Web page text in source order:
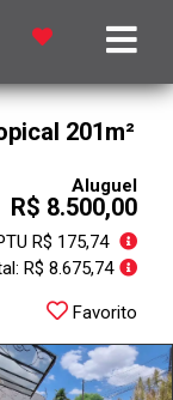
201m²
Aluguel
R$ 8.500,00
R$ 175,74
R$ 8.675,74
Favorito